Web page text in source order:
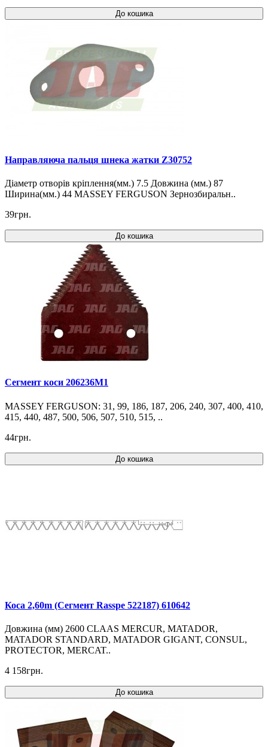
До кошика
Направляюча пальця шнека жатки Z30752
Діаметр отворів кріплення(мм.) 7.5 Довжина (мм.) 87
Ширина(мм.) 44 MASSEY FERGUSON Зернозбиральн..
39грн.
До кошика
Сегмент коси 206236M1
MASSEY FERGUSON: 31, 99, 186, 187, 206, 240, 307, 400, 410,
415, 440, 487, 500, 506, 507, 510, 515, ..
44грн.
До кошика
Коса 2,60m (Сегмент Rasspe 522187) 610642
Довжина (мм) 2600 CLAAS MERCUR, MATADOR,
MATADOR STANDARD, MATADOR GIGANT, CONSUL,
PROTECTOR, MERCAT..
4 158грн.
До кошика